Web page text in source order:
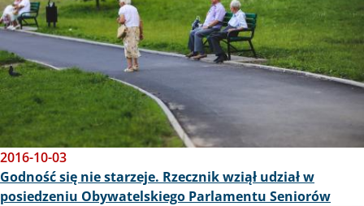
2016-10-03
Godność się nie starzeje. Rzecznik wziął udział w
posiedzeniu Obywatelskiego Parlamentu Seniorów